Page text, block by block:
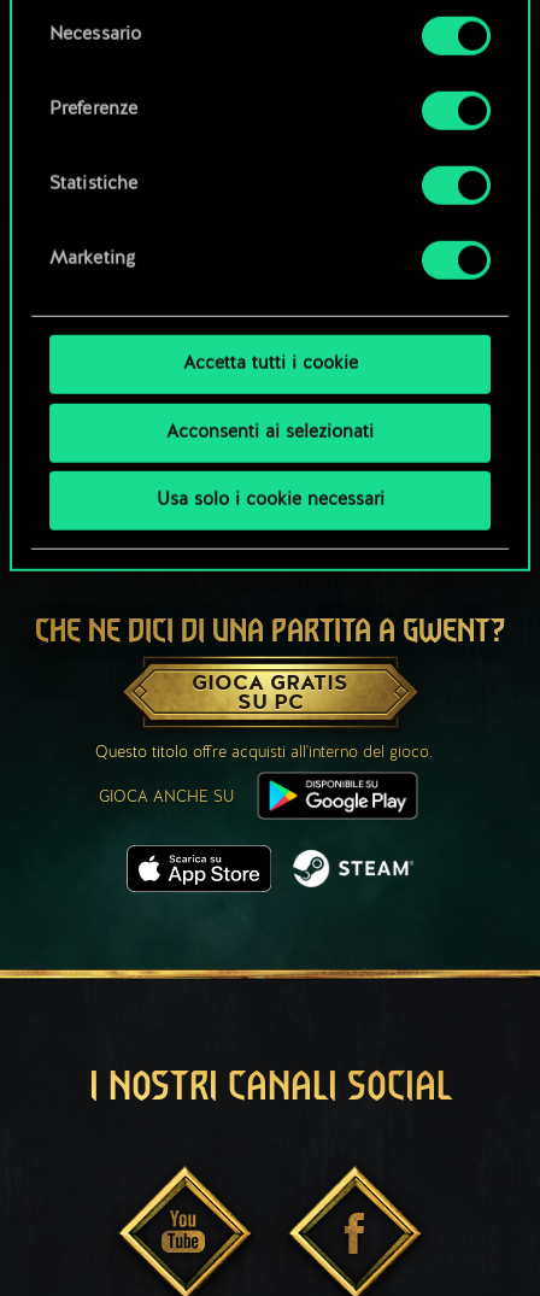
Tutti i dettagli su come utilizziamo i cookie e su
disponibili nel menu "Impostazioni" qui sotto.
delNecessario
Preferenze
Statistiche
Marketing
Accetta tutti i cookie
Acconsenti ai selezionati
Usa solo i cookie necessari
CHE NE DICI DI UNA PARTITA A GWENT?
GIOCA GRATIS
SU PC
Questo titolo offre acquisti all'interno del gioco.
GIOCA ANCHE SU
I NOSTRI CANALI SOCIAL